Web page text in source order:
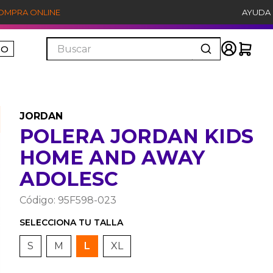
ONLINE AYUDA
Buscar
JORDAN
POLERA JORDAN KIDS
HOME AND AWAY
ADOLESC
Código: 95F598-023
S M L XL